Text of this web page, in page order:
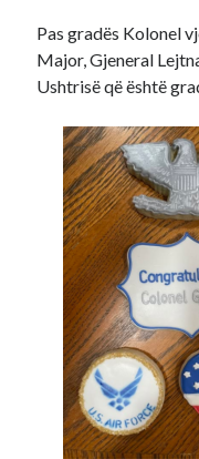
Pas gradës Kolonel
Major, Gjeneral
Ushtrisë që është